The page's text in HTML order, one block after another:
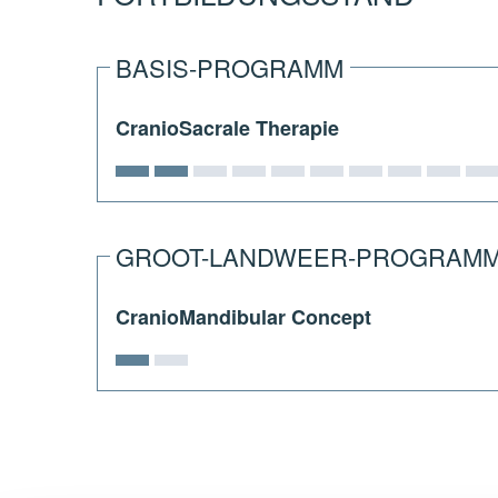
BASIS-PROGRAMM
CranioSacrale Therapie
GROOT-LANDWEER-
CranioMandibular Concept